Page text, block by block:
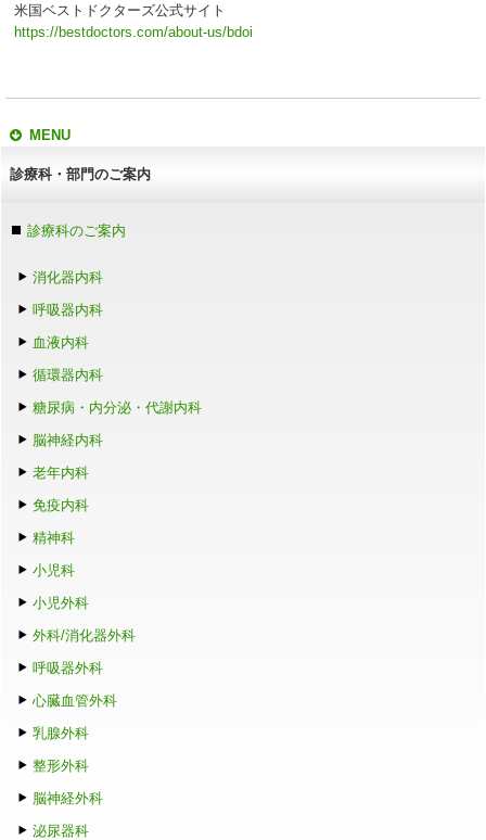
米国ベストドクターズ公式サイト
https://bestdoctors.com/about-us/bdoi
MENU
診療科・部門のご案内
診療科のご案内
消化器内科
呼吸器内科
血液内科
循環器内科
糖尿病・内分泌・代謝内科
脳神経内科
老年内科
免疫内科
精神科
小児科
小児外科
外科/消化器外科
呼吸器外科
心臓血管外科
乳腺外科
整形外科
脳神経外科
泌尿器科